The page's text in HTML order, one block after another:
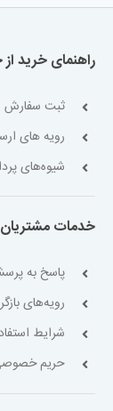
راهنمای خرید
ثبت سفارش
رویه های
شیوه‌های
خدمات مشتریان
پاسخ به
رویه‌های
شرایط
حریم